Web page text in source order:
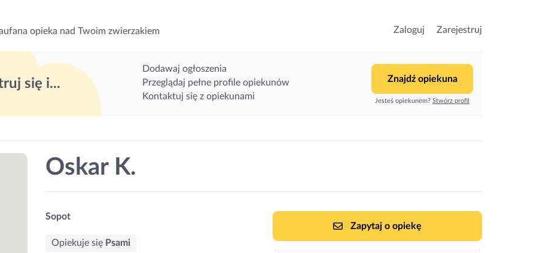
opieka nad Twoim zwierzakiem Zaloguj Zarejestruj
się i...
Dodawaj ogłoszenia
Przeglądaj pełne profile opiekunów
Kontaktuj się z opiekunami
Znajdź opiekuna
Jesteś opiekunem? Stwórz profil
Oskar K.
Sopot
Opiekuje się Psami
Zapytaj o opiekę